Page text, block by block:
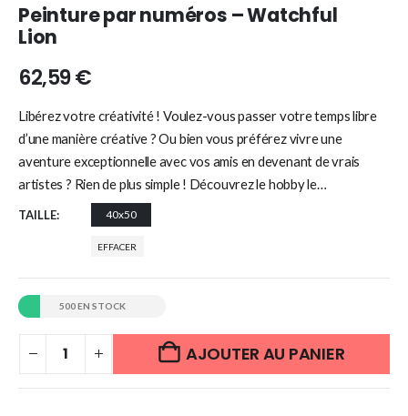
Peinture par numéros – Watchful
Lion
62,59€
Libérez votre créativité ! Voulez-vous passer votre temps libre
d’une manière créative ? Ou bien vous préférez vivre une
aventure exceptionnelle avec vos amis en devenant de vrais
artistes ? Rien de plus simple ! Découvrez le hobby le…
TAILLE 40x50
EFFACER
500 EN STOCK
AJOUTER AU PANIER